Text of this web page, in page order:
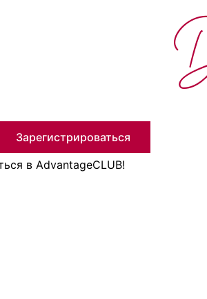
Зарегистрироваться
в AdvantageCLUB!